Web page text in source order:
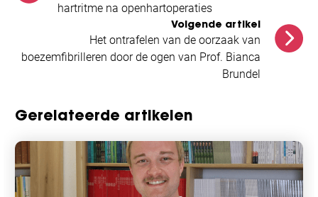
hartritme na openhartoperaties
Volgende artikel
Het ontrafelen van de oorzaak van
boezemfibrilleren door de ogen van Prof. Bianca
Brundel
Gerelateerde artikelen